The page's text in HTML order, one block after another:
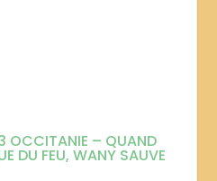
OCCITANIE – QUAND
DU FEU, WANY SAUVE